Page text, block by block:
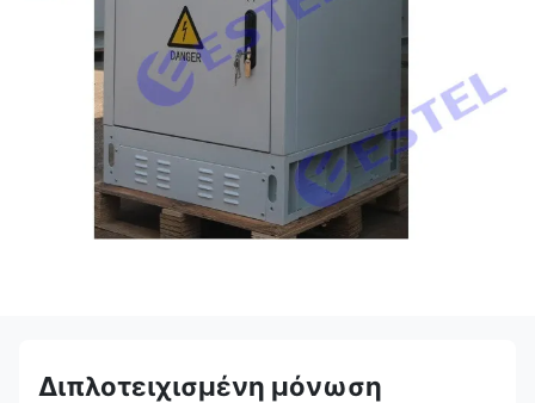
Διπλοτειχισμένη μόνωση